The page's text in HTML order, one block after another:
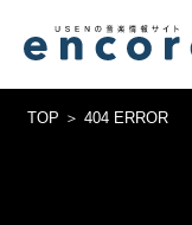
TOP 404 ERROR